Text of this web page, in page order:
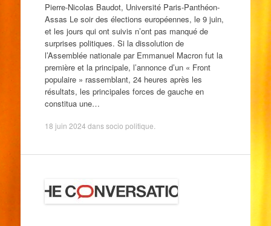
Pierre-Nicolas Baudot, Université Paris-Panthéon-
Assas Le soir des élections européennes, le 9 juin,
et les jours qui ont suivis n’ont pas manqué de
surprises politiques. Si la dissolution de
l’Assemblée nationale par Emmanuel Macron fut la
première et la principale, l’annonce d’un « Front
populaire » rassemblant, 24 heures après les
résultats, les principales forces de gauche en
constitua une…
18 juin 2024 danssocio politique